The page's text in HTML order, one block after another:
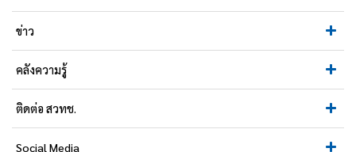
ข่าว
คลังความรู้
ติดต่อ สวทช.
Social Media